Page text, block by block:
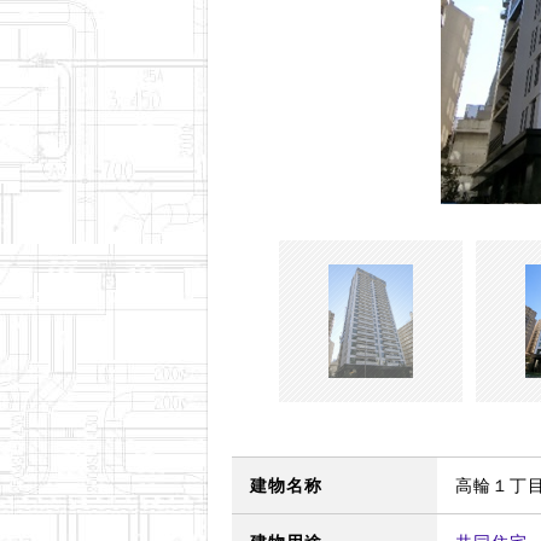
建物名称 高輪１丁